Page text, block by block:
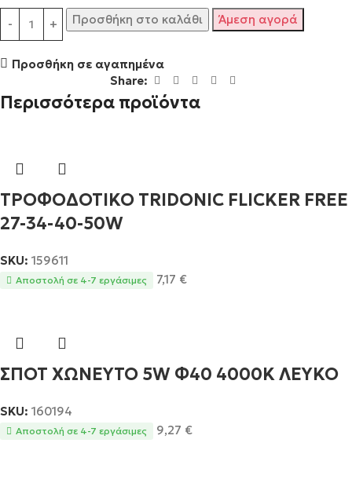
Προσθήκη στο καλάθι Άμεση αγορά
Προσθήκη σε αγαπημένα
Share:
Περισσότερα προϊόντα
ΤΡΟΦΟΔΟΤΙΚΟ TRIDONIC FLICKER FREE
27-34-40-50W
SKU: 159611
Αποστολή σε 4-7 εργάσιμες 7,17 €
ΣΠΟΤ ΧΩΝΕΥΤΟ 5W Φ40 4000Κ ΛΕΥΚΟ
SKU: 160194
Αποστολή σε 4-7 εργάσιμες 9,27 €